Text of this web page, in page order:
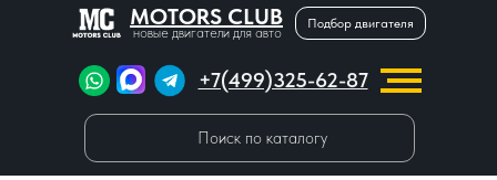
MOTORS CLUB
новые двигатели для авто
Подбор двигателя
+7(499)325-62-87
Поиск по каталогу